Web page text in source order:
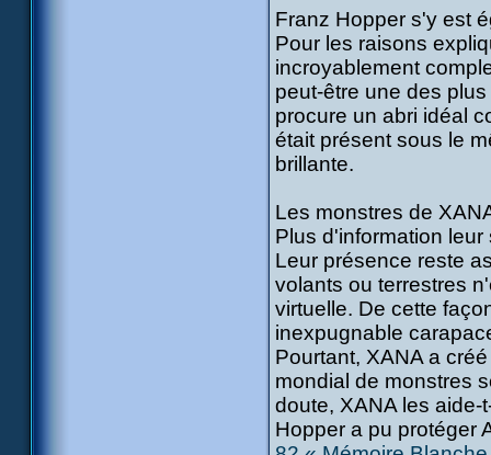
Franz Hopper s'y est
Pour les raisons
incroyablement
peut-être une des
procure un abri idéal
était présent sous le
brillante.
Les monstres de
Plus d'information
Leur présence reste
volants ou terrestres
virtuelle. De cette
inexpugnable
Pourtant, XANA a
mondial de monstres
doute, XANA les
Hopper a pu protéger